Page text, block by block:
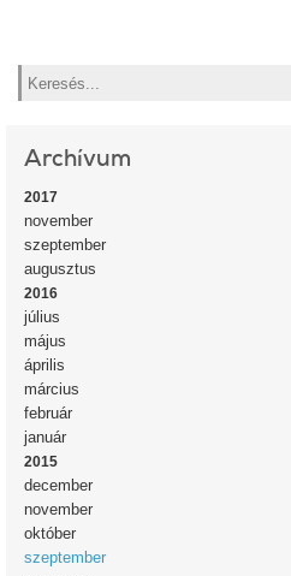
Keresés
Archívum
2017
november
szeptember
augusztus
2016
július
május
április
március
február
január
2015
december
november
október
szeptember